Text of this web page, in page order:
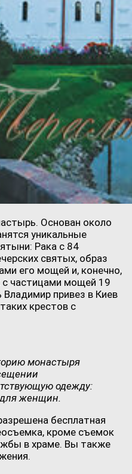
Основан около
уникальные
Рака с 84
святых, образ
его мощей и, конечно,
частицами мощей 19
привез в Киев
крестов с
монастыря
одежду:
для женщин.
бесплатная
кроме съемок
в храме. Вы также